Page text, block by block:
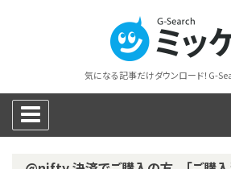
気になる記事だけダウンロード！G-